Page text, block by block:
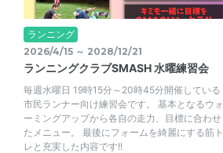
ランニング
2026/4/15 ～ 2028/12/21
ランニングクラブSMASH 水曜練習会
毎週水曜日 19時15分～20時45分開催している
市民ランナー向け練習会です。 基本となるウォ
ーミングアップから各自の走力、目標に合わせ
たメニュー。 最後にフォームを綺麗にする筋ト
レと充実した内容です!!